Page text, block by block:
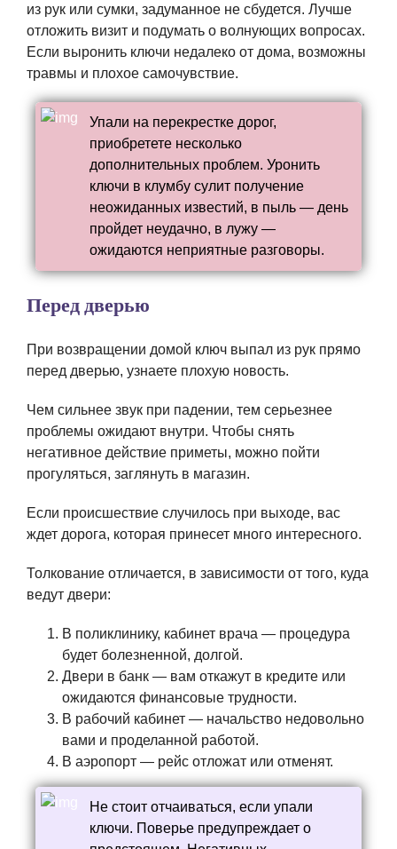
из рук или сумки, задуманное не сбудется. Лучше
отложить визит и подумать о волнующих вопросах.
Если выронить ключи недалеко от дома, возможны
травмы и плохое самочувствие.
Упали на перекрестке дорог,
приобретете несколько
дополнительных проблем. Уронить
ключи в клумбу сулит получение
неожиданных известий, в пыль — день
пройдет неудачно, в лужу —
ожидаются неприятные разговоры.
Перед дверью
При возвращении домой ключ выпал из рук прямо
перед дверью, узнаете плохую новость.
Чем сильнее звук при падении, тем серьезнее
проблемы ожидают внутри. Чтобы снять
негативное действие приметы, можно пойти
прогуляться, заглянуть в магазин.
Если происшествие случилось при выходе, вас
ждет дорога, которая принесет много интересного.
Толкование отличается, в зависимости от того, куда
ведут двери:
В поликлинику, кабинет врача — процедура
будет болезненной, долгой.
Двери в банк — вам откажут в кредите или
ожидаются финансовые трудности.
В рабочий кабинет — начальство недовольно
вами и проделанной работой.
В аэропорт — рейс отложат или отменят.
Не стоит отчаиваться, если упали
ключи. Поверье предупреждает о